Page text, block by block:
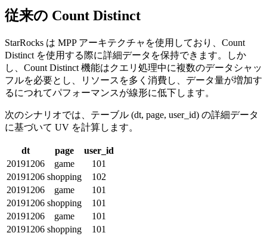
従来の Count Distinct
StarRocks は MPP アーキテクチャを使用しており、Count
Distinct を使用する際に詳細データを保持できます。しか
し、Count Distinct 機能はクエリ処理中に複数のデータシャッ
フルを必要とし、リソースを多く消費し、データ量が増加す
るにつれてパフォーマンスが線形に低下します。
次のシナリオでは、テーブル (dt, page, user_id) の詳細データ
に基づいて UV を計算します。
dt page
user_id
20191206
game
101
20191206 shopping
102
20191206
game
101
20191206 shopping
101
20191206
game
101
20191206 shopping 101